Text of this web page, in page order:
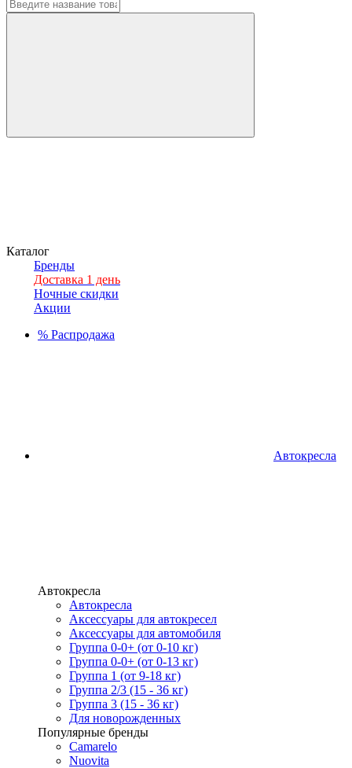
Каталог
Бренды
Доставка 1 день
Ночные скидки
Акции
% Распродажа
Автокресла
Автокресла
Автокресла
Аксессуары для автокресел
Аксессуары для автомобиля
Группа 0-0+ (от 0-10 кг)
Группа 0-0+ (от 0-13 кг)
Группа 1 (от 9-18 кг)
Группа 2/3 (15 - 36 кг)
Группа 3 (15 - 36 кг)
Для новорожденных
Популярные бренды
Camarelo
Nuovita